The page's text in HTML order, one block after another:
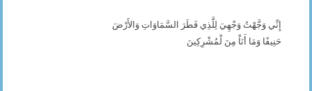
إِنِّي وَجَّهْتُ وَجْهِيَ لِلَّذِي فَطَرَ السَّمَاوَاتِ وَالأَرْضَ
حَنِيفًا وَمَا أَنَاْ مِنَ لْمُشْرِكِينَ